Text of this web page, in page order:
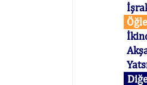
Öğle